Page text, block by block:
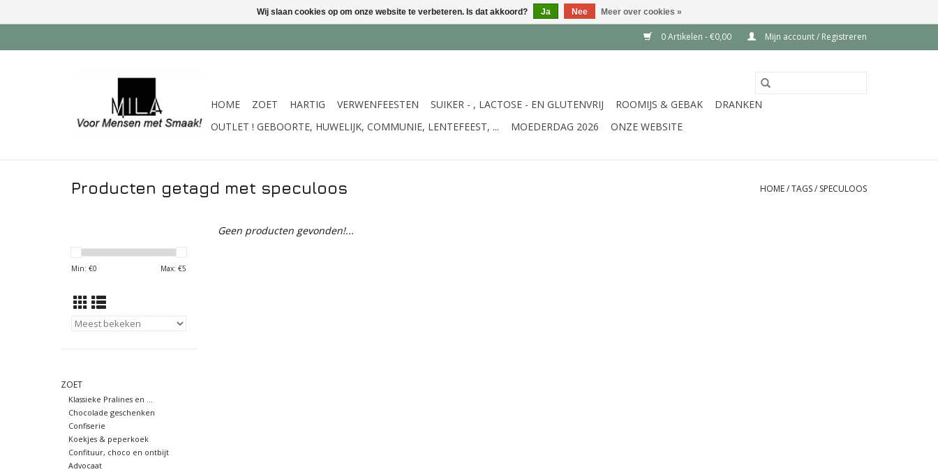
0 Artikelen - €0,00 Mijn account / Registreren
HOME ZOET HARTIG VERWENFEESTEN SUIKER - , LACTOSE - EN GLUTENVRIJ ROOMIJS & GEBAK
DRANKEN
OUTLET ! GEBOORTE, HUWELIJK, COMMUNIE, LENTEFEEST, ...
MOEDERDAG 2026 ONZE WEBSITE
Producten getagd met speculoos HOME/TAGS/ SPECULOOS
Min: €0 Max: €5
ZOET
Klassieke Pralines en ...
Chocolade geschenken
Confiserie
Koekjes & peperkoek
Confituur, choco en ontbijt
Advocaat
Geen producten gevonden!...
Wij slaan cookies op om onze website te verbeteren. Is dat akkoord? Ja Nee Meer over cookies »